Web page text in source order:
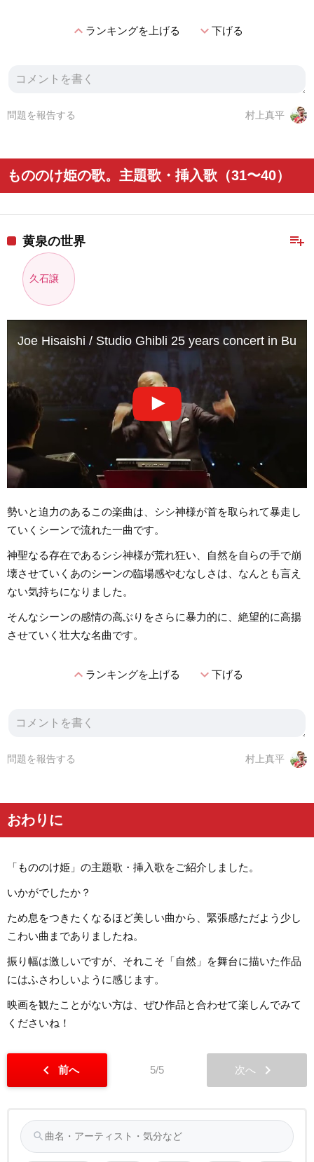
expand_lessランキングを上げる expand_more下げる
村上真平
問題を報告する
もののけ姫の歌。主題歌・挿入歌（31〜40）
playlist_add
黄泉の世界
久石譲
Joe Hisaishi / Studio Ghibli 25 years concert in
勢いと迫力のあるこの楽曲は、シシ神様が首を取られて暴走し
ていくシーンで流れた一曲です。
神聖なる存在であるシシ神様が荒れ狂い、自然を自らの手で崩
壊させていくあのシーンの臨場感やむなしさは、なんとも言え
ない気持ちになりました。
そんなシーンの感情の高ぶりをさらに暴力的に、絶望的に高揚
させていく壮大な名曲です。
expand_lessランキングを上げる expand_more下げる
村上真平
問題を報告する
おわりに
「もののけ姫」の主題歌・挿入歌をご紹介しました。
いかがでしたか？
ため息をつきたくなるほど美しい曲から、緊張感ただよう少し
こわい曲までありましたね。
振り幅は激しいですが、それこそ「自然」を舞台に描いた作品
にはふさわしいように感じます。
映画を観たことがない方は、ぜひ作品と合わせて楽しんでみて
くださいね！
chevron_left 前へ 5/5 次へ chevron_right
search